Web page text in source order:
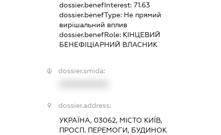
dossier.benefInterest: 71.63
dossier.benefType: Не прямий
вирішальний вплив
dossier.benefRole: КІНЦЕВИЙ
БЕНЕФІЦІАРНИЙ ВЛАСНИК
dossier.smida:
dossier.address:
УКРАЇНА, 03062, МІСТО КИЇВ,
ПРОСП. ПЕРЕМОГИ, БУДИНОК